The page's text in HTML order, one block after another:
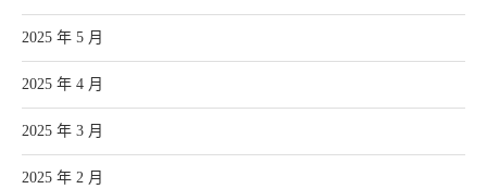
2025 年 5 月
2025 年 4 月
2025 年 3 月
2025 年 2 月